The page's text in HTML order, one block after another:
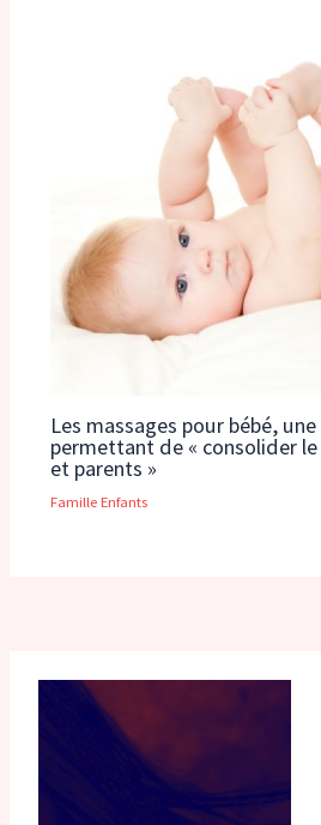
Les massages pour bébé,
permettant de « consolider
et parents »
Famille Enfants